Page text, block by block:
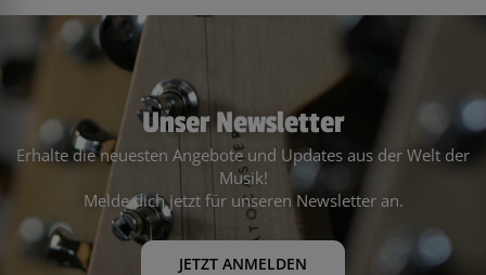
Unser Newsletter
Erhalte die neuesten Angebote und Updates aus der Welt der
Musik!
Melde dich jetzt für unseren Newsletter an.
JETZT ANMELDEN